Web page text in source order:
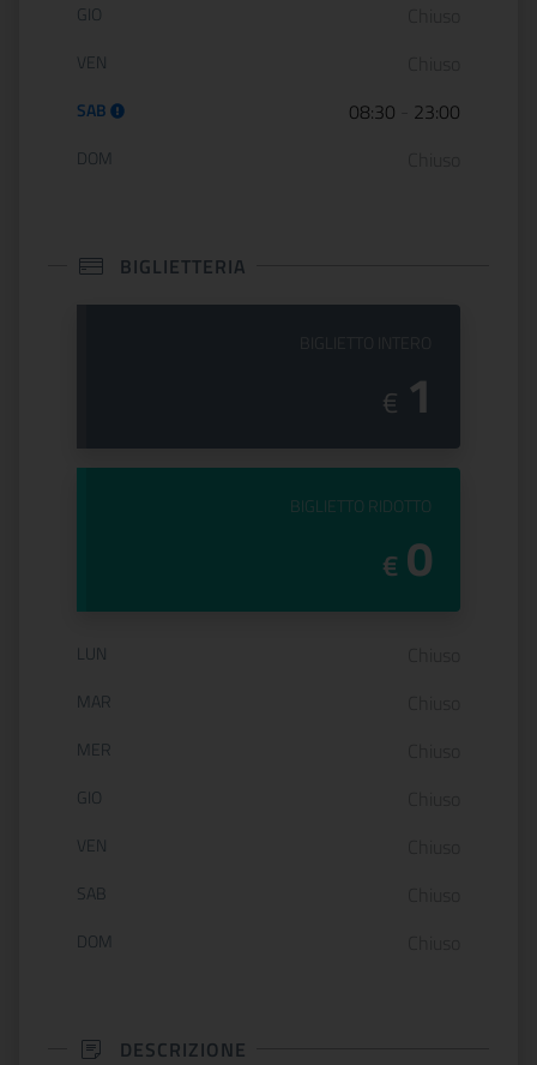
GIO
VEN
SAB 08:30 23:00
DOM
BIGLIETTERIA
€ 1
PREZZO DEL
BIGLIETTO RIDOTTO
€ 0
Orario di apertura:
LUN
MAR
MER
GIO
VEN
SAB
DOM
DESCRIZIONE